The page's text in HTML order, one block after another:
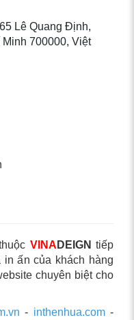
Lê Quang Định,
700000, Việt
VINA DEIGN tiếp
ấn của khách hàng
chuyên biệt cho
- inthenhua.com-